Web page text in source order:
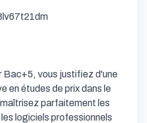
Bac+5, vous justifiez d'une
en études de prix dans le
parfaitement les
logiciels professionnels